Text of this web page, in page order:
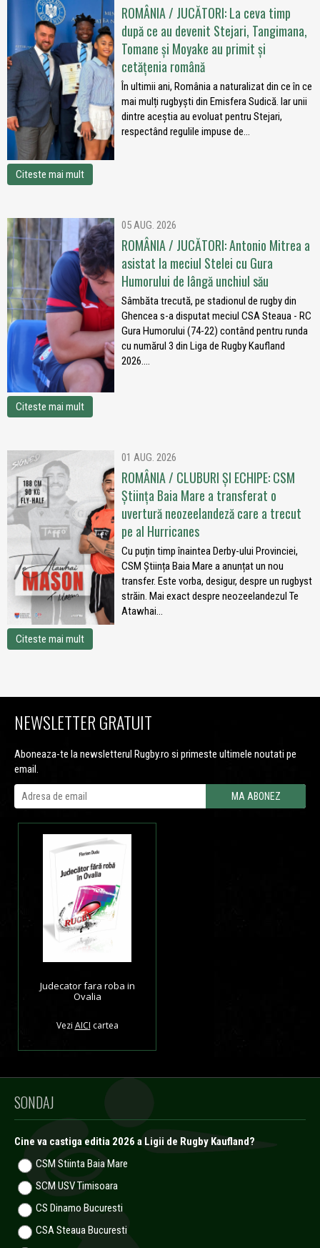
ROMÂNIA / JUCĂTORI: La ceva timp
după ce au devenit Stejari, Tangimana,
Tomane și Moyake au primit și
cetățenia română
În ultimii ani, România a naturalizat din ce în ce
mai mulți rugbyști din Emisfera Sudică. Iar unii
dintre aceștia au evoluat pentru Stejari,
respectând regulile impuse de...
Citeste mai mult
05 AUG. 2026
ROMÂNIA / JUCĂTORI: Antonio Mitrea a
asistat la meciul Stelei cu Gura
Humorului de lângă unchiul său
Sâmbăta trecută, pe stadionul de rugby din
Ghencea s-a disputat meciul CSA Steaua - RC
Gura Humorului (74-22) contând pentru runda
cu numărul 3 din Liga de Rugby Kaufland
2026....
Citeste mai mult
01 AUG. 2026
ROMÂNIA / CLUBURI ȘI ECHIPE: CSM
Știința Baia Mare a transferat o
uvertură neozeelandeză care a trecut
pe al Hurricanes
Cu puțin timp înaintea Derby-ului Provinciei,
CSM Știința Baia Mare a anunțat un nou
transfer. Este vorba, desigur, despre un rugbyst
străin. Mai exact despre neozeelandezul Te
Atawhai...
Citeste mai mult
NEWSLETTER GRATUIT
Aboneaza-te la newsletterul Rugby.ro si primeste ultimele noutati pe
email.
Judecator fara roba in
Ovalia
Vezi AICI cartea
SONDAJ
Cine va castiga editia 2026 a Ligii de Rugby Kaufland?
CSM Stiinta Baia Mare
SCM USV Timisoara
CS Dinamo Bucuresti
CSA Steaua Bucuresti